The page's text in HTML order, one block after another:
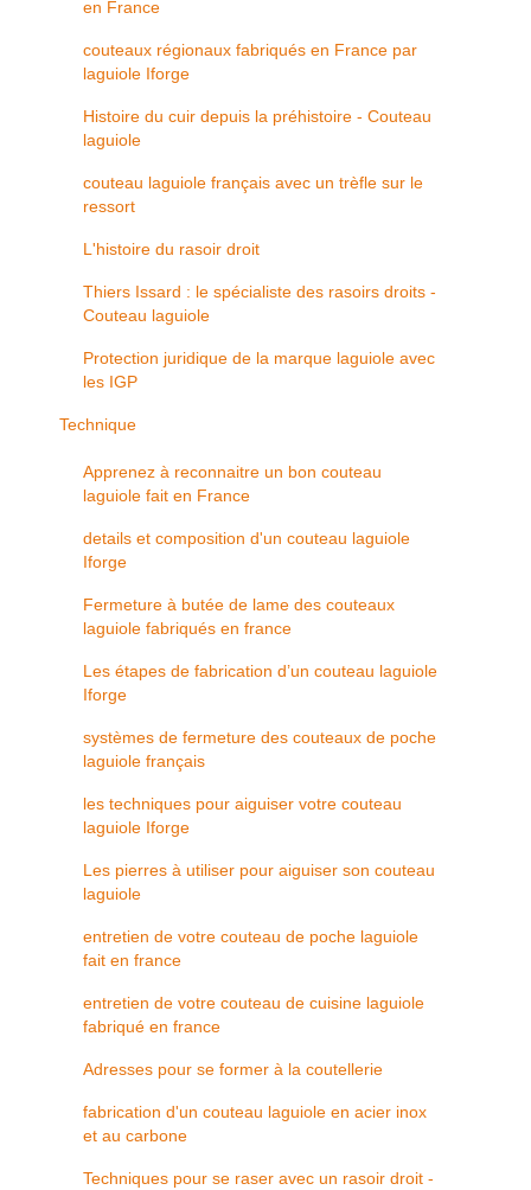
en France
couteaux régionaux fabriqués en France par
laguiole Iforge
Histoire du cuir depuis la préhistoire - Couteau
laguiole
couteau laguiole français avec un trèfle sur le
ressort
L'histoire du rasoir droit
Thiers Issard : le spécialiste des rasoirs droits -
Couteau laguiole
Protection juridique de la marque laguiole avec
les IGP
Technique
Apprenez à reconnaitre un bon couteau
laguiole fait en France
details et composition d'un couteau laguiole
Iforge
Fermeture à butée de lame des couteaux
laguiole fabriqués en france
Les étapes de fabrication d’un couteau laguiole
Iforge
systèmes de fermeture des couteaux de poche
laguiole français
les techniques pour aiguiser votre couteau
laguiole Iforge
Les pierres à utiliser pour aiguiser son couteau
laguiole
entretien de votre couteau de poche laguiole
fait en france
entretien de votre couteau de cuisine laguiole
fabriqué en france
Adresses pour se former à la coutellerie
fabrication d'un couteau laguiole en acier inox
et au carbone
Techniques pour se raser avec un rasoir droit -